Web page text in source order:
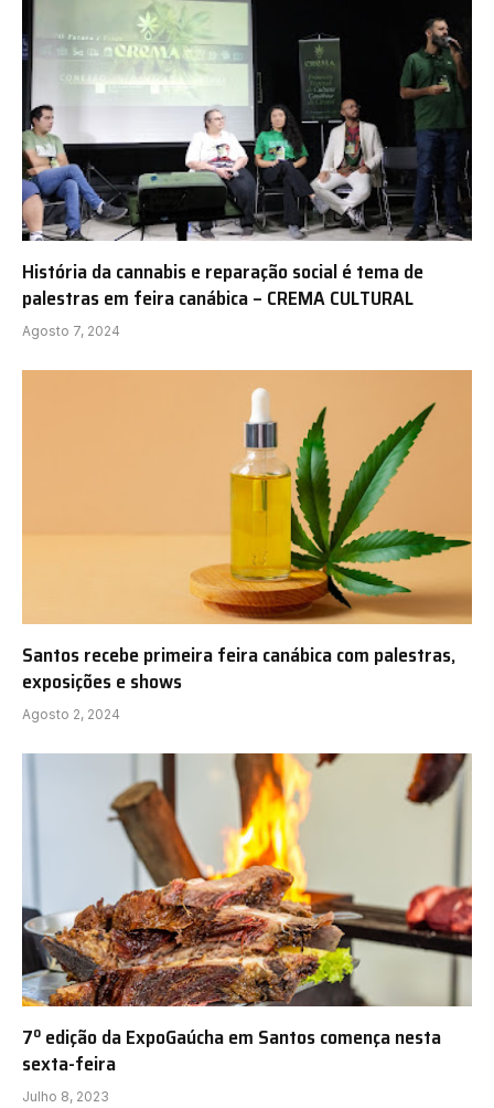
História da cannabis e reparação social é tema de
palestras em feira canábica – CREMA CULTURAL
Agosto 7, 2024
Santos recebe primeira feira canábica com palestras,
exposições e shows
Agosto 2, 2024
7º edição da ExpoGaúcha em Santos comença nesta
sexta-feira
Julho 8, 2023